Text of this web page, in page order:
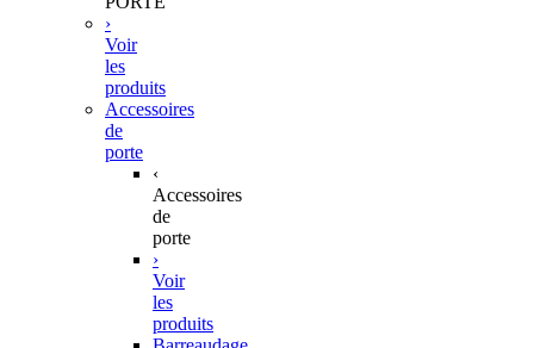
›
Voir
les
produits
Accessoires
de
porte
‹
Accessoires
de
porte
›
Voir
les
produits